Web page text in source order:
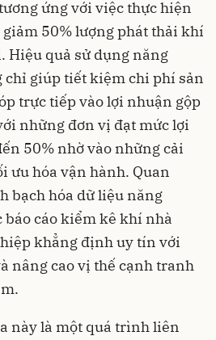
ứng với việc thực hiện
50% lượng phát thải khí
Hiệu quả sử dụng năng
chỉ giúp tiết kiệm chi phí sản
trực tiếp vào lợi nhuận gộp
những đơn vị đạt mức lợi
50% nhờ vào những cải
ưu hóa vận hành. Quan
bạch hóa dữ liệu năng
báo cáo kiểm kê khí nhà
khẳng định uy tín với
nâng cao vị thế cạnh tranh
này là một quá trình liên